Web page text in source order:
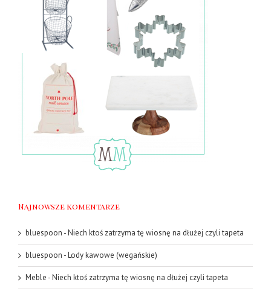
Najnowsze komentarze
bluespoon -Niech ktoś zatrzyma tę wiosnę na dłużej czyli tapeta
bluespoon -Lody kawowe (wegańskie)
Meble -Niech ktoś zatrzyma tę wiosnę na dłużej czyli tapeta